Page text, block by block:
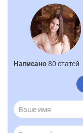
Написано80 статей